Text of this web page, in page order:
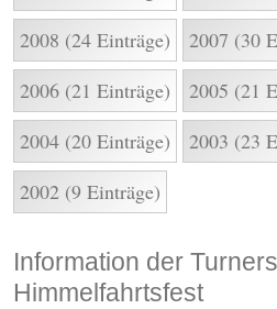
2008 (24 Einträge)
2007 (30
2006 (21 Einträge)
2005 (21
2004 (20 Einträge)
2003 (23
2002 (9 Einträge)
Information der
Himmelfahrtsfest